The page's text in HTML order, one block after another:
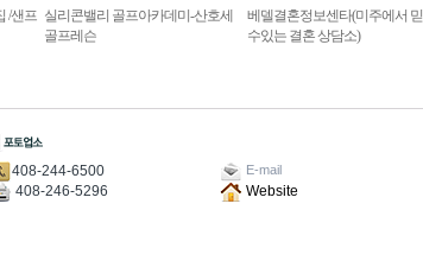
/샌프 실리콘밸리 골프아카데미-산호세
골프레슨
베델결혼정보센타(미주에서
수있는 결혼 상담소)
408-244-6500 E-mail
408-246-5296
Website